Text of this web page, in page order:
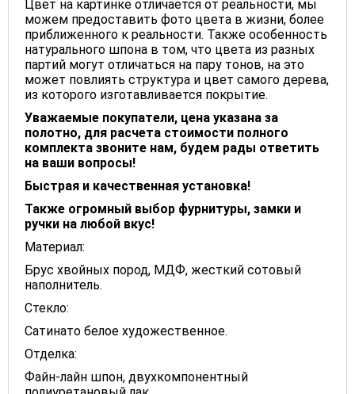
Цвет на картинке отличается от реальности, мы
можем предоставить фото цвета в жизни, более
приближенного к реальности. Также особенность
натурального шпона в том, что цвета из разных
партий могут отличаться на пару тонов, на это
может повлиять структура и цвет самого дерева,
из которого изготавливается покрытие.
Уважаемые покупатели, цена указана за
полотно, для расчета стоимости полного
комплекта звоните нам, будем рады ответить
на ваши вопросы!
Быстрая и качественная установка!
Также огромный выбор фурнитуры, замки и
ручки на любой вкус!
Материал:
Брус хвойных пород, МДФ, жесткий сотовый
наполнитель.
Стекло:
Сатинато белое художественное.
Отделка:
Файн-лайн шпон, двухкомпонентный